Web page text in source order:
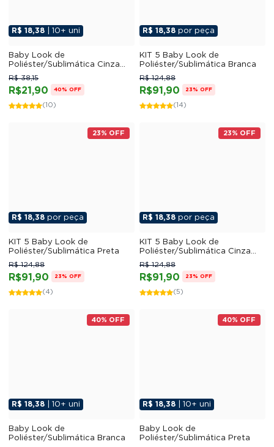
R$ 18,38 | 10+ uni
Baby Look de
Poliéster/Sublimática Cinza
Mescla
R$21,90
R$ 38,15
40% OFF
(10)
R$ 18,38 por peça
KIT 5 Baby Look de
Poliéster/Sublimática Branca
R$91,90
R$ 124,88
23% OFF
(14)
23% OFF
R$ 18,38 por peça
KIT 5 Baby Look de
Poliéster/Sublimática Preta
R$91,90
R$ 124,88
23% OFF
(4)
23% OFF
R$ 18,38 por peça
KIT 5 Baby Look de
Poliéster/Sublimática Cinza
Mescla
R$91,90
R$ 124,88
23% OFF
(5)
40% OFF
R$ 18,38 | 10+ uni
Baby Look de
Poliéster/Sublimática Branca
40% OFF
R$ 18,38 | 10+ uni
Baby Look de
Poliéster/Sublimática Preta